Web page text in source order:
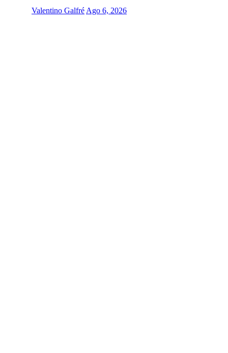
Valentino GalfréAgo 6, 2026